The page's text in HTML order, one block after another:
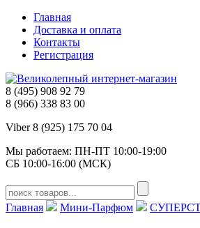
Главная
Доставка и оплата
Контакты
Регистрация
8 (495) 908 92 79
8 (966) 338 83 00
Viber 8 (925) 175 70 04
Мы работаем: ПН-ПТ 10:00-19:00
СБ 10:00-16:00 (МСК)
Главная Мини-Парфюм